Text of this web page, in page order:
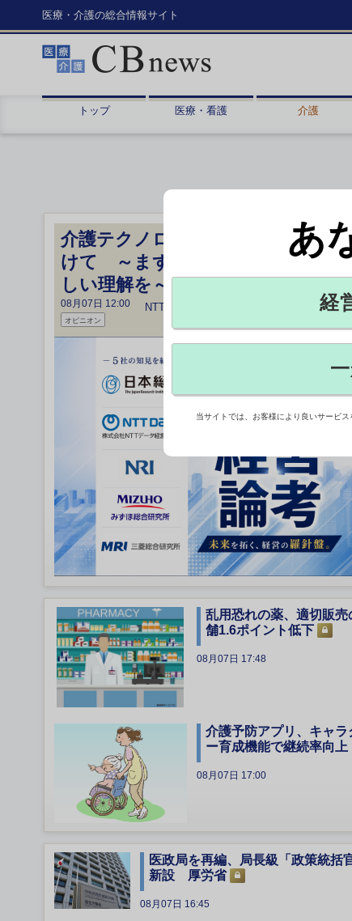
医療・介護の総合情報サイト
トップ 医療・看護 介護
介護テクノロジーの導入・活用に向
けて ～まずは経営・管理者層が正
しい理解を～ 介護経営論考（2）
NTTデータ経営研究所編vol.1
08月07日 12:00
オピニオン
乱用恐れの薬、適切販売
舗1.6ポイント低下
08月07日 17:48
介護予防アプリ、キャラ
ー育成機能で継続率向上
08月07日 17:00
医政局を再編、局長級「政策統括
新設 厚労省
08月07日 16:45
あ
経
当サイトでは、お客様により良いサービ